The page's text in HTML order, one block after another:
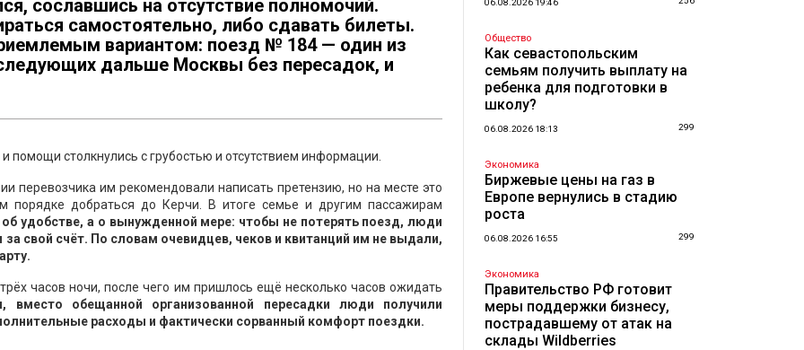
сославшись на отсутствие полномочий.
самостоятельно, либо сдавать билеты.
вариантом: поезд № 184 — один из
дальше Москвы без пересадок, и
помощи столкнулись с грубостью и отсутствием информации.
перевозчика им рекомендовали написать претензию, но на месте это
добраться до Керчи. В итоге семье и другим пассажирам
удобстве, а о вынужденной мере: чтобы не потерять поезд, люди
свой счёт. По словам очевидцев, чеков и квитанций им не выдали,
часов ночи, после чего им пришлось ещё несколько часов ожидать
вместо обещанной организованной пересадки люди получили
расходы и фактически сорванный комфорт поездки.
06.08.2026 19:46
Общество
Как севастопольским
семьям получить выплату на
ребенка для подготовки в
школу?
06.08.2026 18:13 299
Экономика
Биржевые цены на газ в
Европе вернулись в стадию
роста
06.08.2026 16:55 299
Экономика
Правительство РФ готовит
меры поддержки бизнесу,
пострадавшему от атак на
склады Wildberries